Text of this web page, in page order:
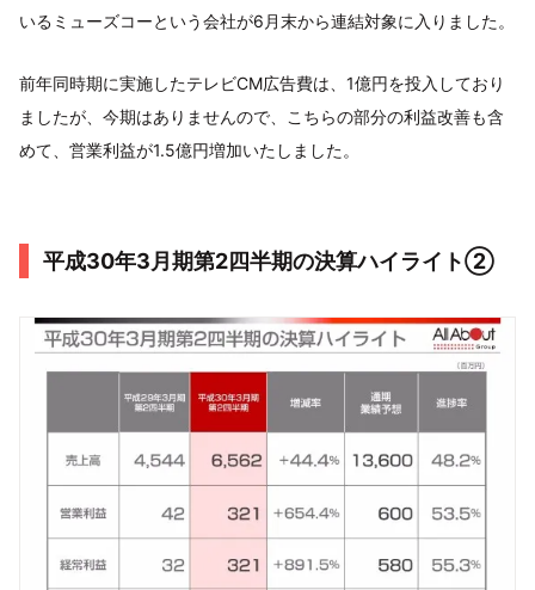
いるミューズコーという会社が6月末から連結対象に入りました。
前年同時期に実施したテレビCM広告費は、1億円を投入しており
ましたが、今期はありませんので、こちらの部分の利益改善も含
めて、営業利益が1.5億円増加いたしました。
平成30年3月期第2四半期の決算ハイライト②